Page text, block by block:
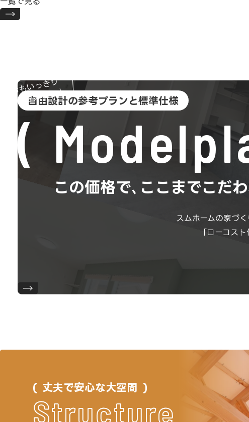
自由設計の参考プランと標準仕様
おもいっきり
趣味を楽しむ！
この価格で､ここまでこだわ
スムホームの家づ
「ローコス
丈夫で安心な大空間
Structure